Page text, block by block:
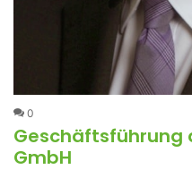
0
Geschäftsführung
GmbH